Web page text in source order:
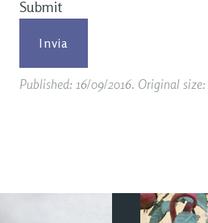
Submit
Published: 16/09/2016. Original size: